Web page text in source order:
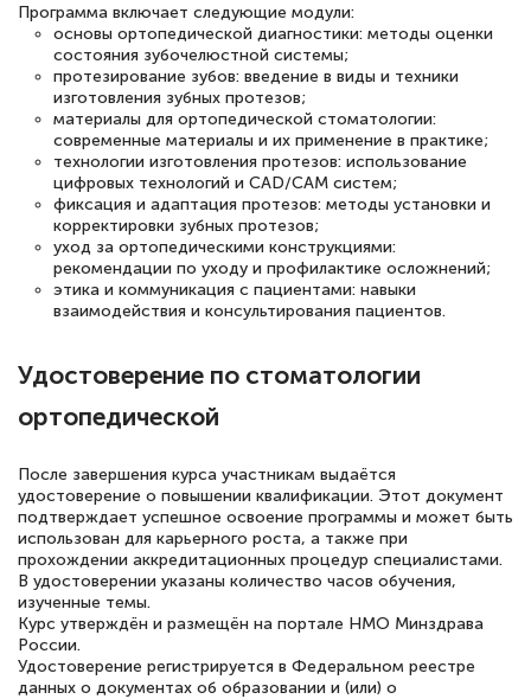
подготовиться к тестированию. Это
книги, методические рекомендации,
статьи. Времени на подготовку
достаточно. Курс помогает пройти
аттестацию в школе. Спасибо!
Евгения Коротких
Знаток города 2 уровня
Спасибо большое Академии! Грамотное,
вежливое сопровождение! Всё чётко и
квалификации. Ещё раз - СПАСИБО!
Елена Петрикс
Знаток города 5 уровня
11 марта 2026
Программа включает следующие модули:
основы ортопедической диагностики: методы оценки
состояния зубочелюстной системы;
протезирование зубов: введение в виды и техники
изготовления зубных протезов;
материалы для ортопедической стоматологии:
современные материалы и их применение в практике;
технологии изготовления протезов: использование
цифровых технологий и CAD/CAM систем;
фиксация и адаптация протезов: методы установки и
корректировки зубных протезов;
уход за ортопедическими конструкциями:
рекомендации по уходу и профилактике осложнений;
этика и коммуникация с пациентами: навыки
взаимодействия и консультирования пациентов.
Удостоверение по стоматологии
ортопедической
После завершения курса участникам выдаётся
удостоверение о повышении квалификации. Этот документ
подтверждает успешное освоение программы и может быть
использован для карьерного роста, а также при
прохождении аккредитационных процедур специалистами.
В удостоверении указаны количество часов обучения,
изученные темы.
Курс утверждён и размещён на портале НМО Минздрава
России.
Удостоверение регистрируется в Федеральном реестре
данных о документах об образовании и (или) о